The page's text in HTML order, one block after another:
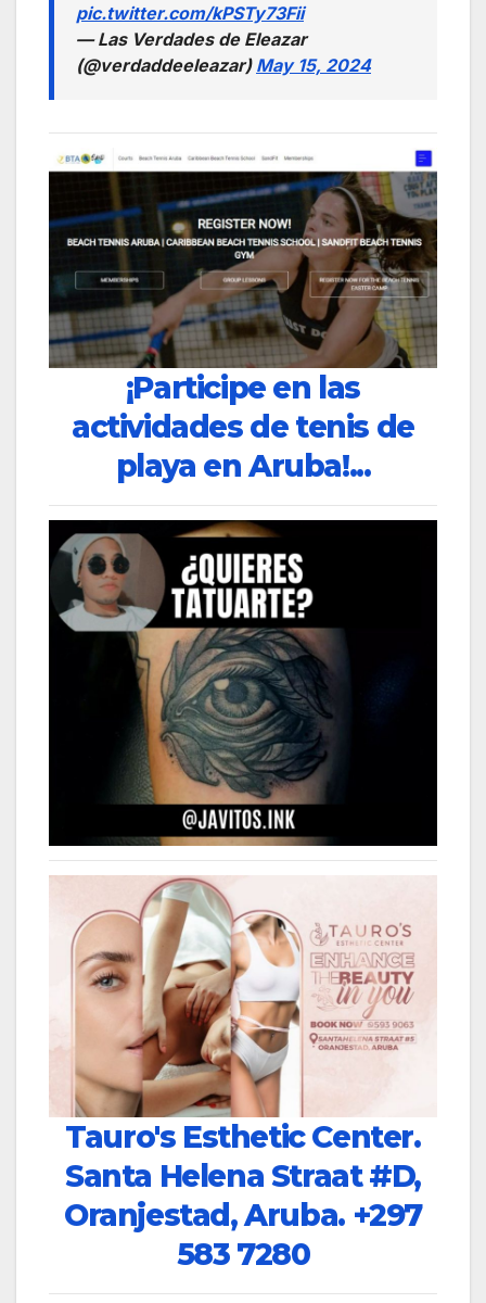
pic.twitter.com/kPSTy73Fii
— Las Verdades de Eleazar
(@verdaddeeleazar) May 15, 2024
¡Participe en las
actividades de tenis de
playa en Aruba!...
Tauro's Esthetic Center.
Santa Helena Straat #D,
Oranjestad, Aruba. +297
583 7280